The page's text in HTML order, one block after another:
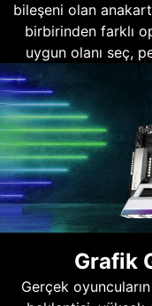
bileşeni olan
birbirinden farklı
uygun olanı seç,
Grafik
Gerçek